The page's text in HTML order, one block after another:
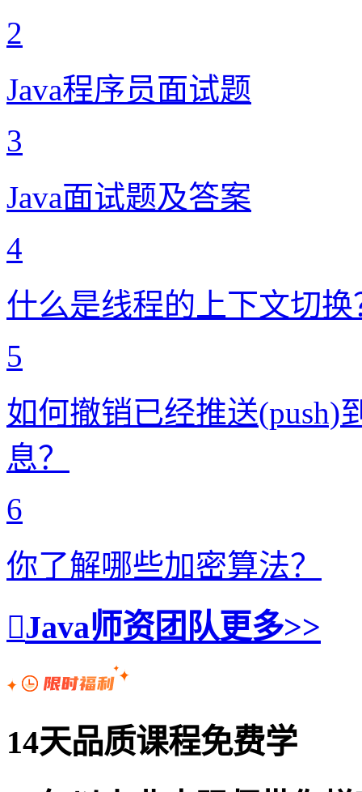
2
Java程序员面试题
3
Java面试题及答案
4
什么是线程的上下文切换
5
如何撤销已经推送(push)
息？
6
你了解哪些加密算法？
Java师资团队更多>>
14天品质课程免费学